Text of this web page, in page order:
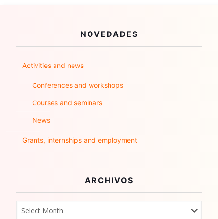
NOVEDADES
Activities and news
Conferences and workshops
Courses and seminars
News
Grants, internships and employment
ARCHIVOS